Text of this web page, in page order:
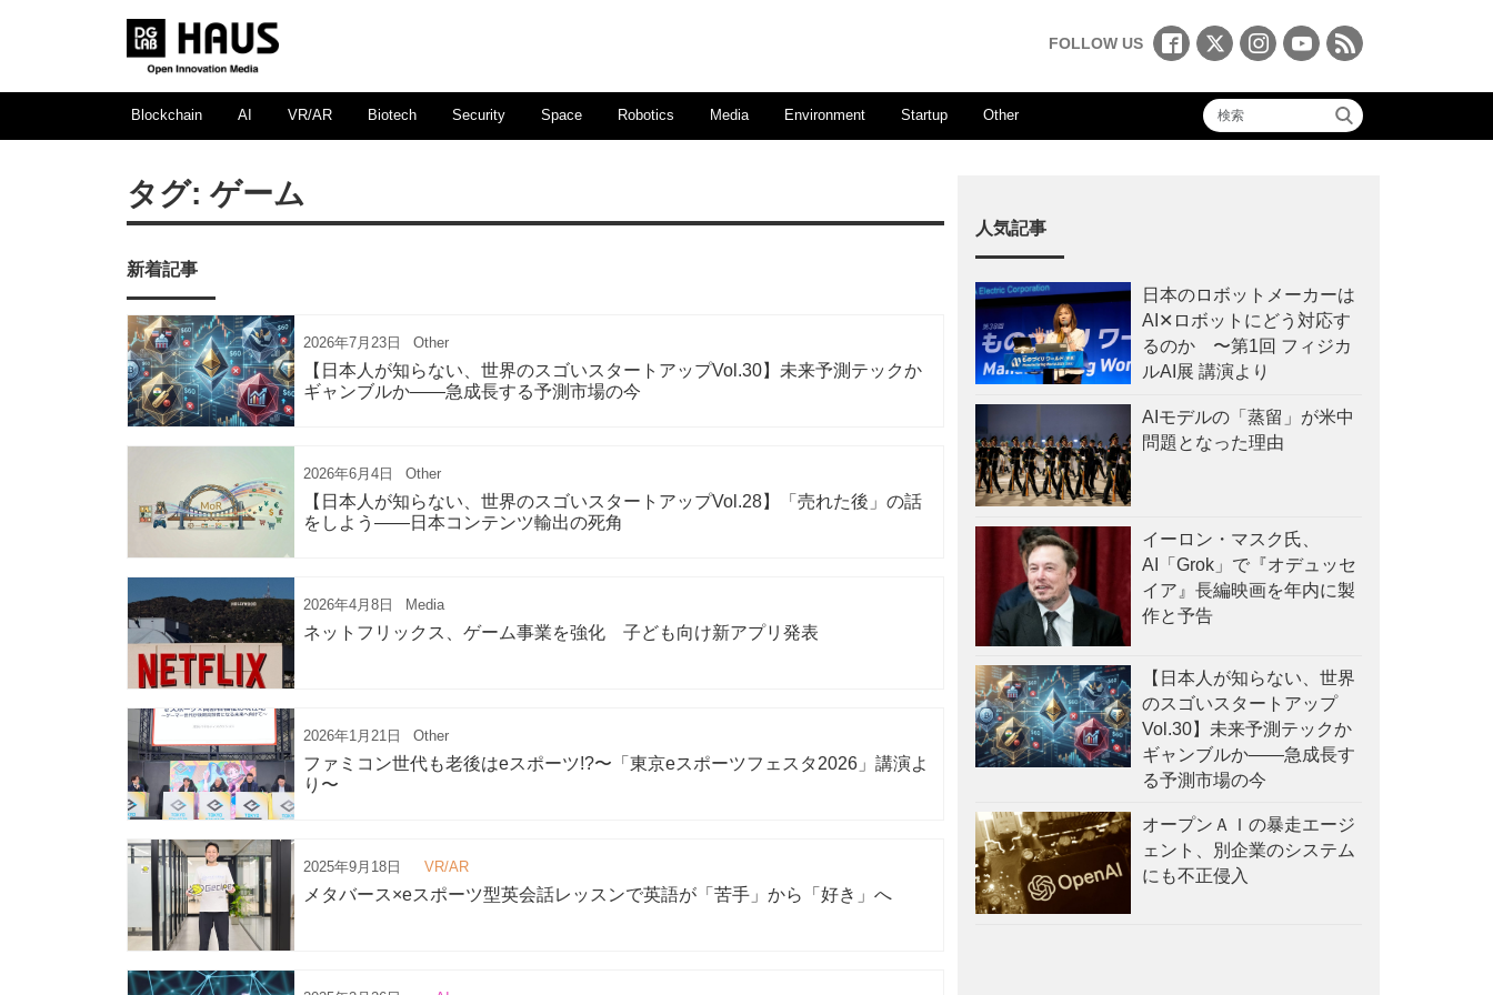
FOLLOW US
Blockchain AI VR/AR Biotech Security Space Robotics Media Environment Startup Other
タグ:ゲーム
新着記事
2026年7月23日 Other
【日本人が知らない、世界のスゴいスタートアップVol.30】未来予測テックか
ギャンブルか——急成長する予測市場の今
2026年6月4日 Other
【日本人が知らない、世界のスゴいスタートアップVol.28】「売れた後」の話
をしよう——日本コンテンツ輸出の死角
2026年4月8日 Media
ネットフリックス、ゲーム事業を強化 子ども向け新アプリ発表
2026年1月21日 Other
ファミコン世代も老後はeスポーツ!?〜「東京eスポーツフェスタ2026」講演よ
り〜
2025年9月18日 VR/AR
メタバース×eスポーツ型英会話レッスンで英語が「苦手」から「好き」へ
人気記事
日本のロボットメーカーは
AI✕ロボットにどう対応す
るのか 〜第1回 フィジカ
ルAI展 講演より
AIモデルの「蒸留」が米中
問題となった理由
イーロン・マスク氏、
AI「Grok」で『オデュッセ
イア』長編映画を年内に製
作と予告
【日本人が知らない、世界
のスゴいスタートアップ
Vol.30】未来予測テックか
ギャンブルか——急成長す
る予測市場の今
オープンＡＩの暴走エージ
ェント、別企業のシステム
にも不正侵入